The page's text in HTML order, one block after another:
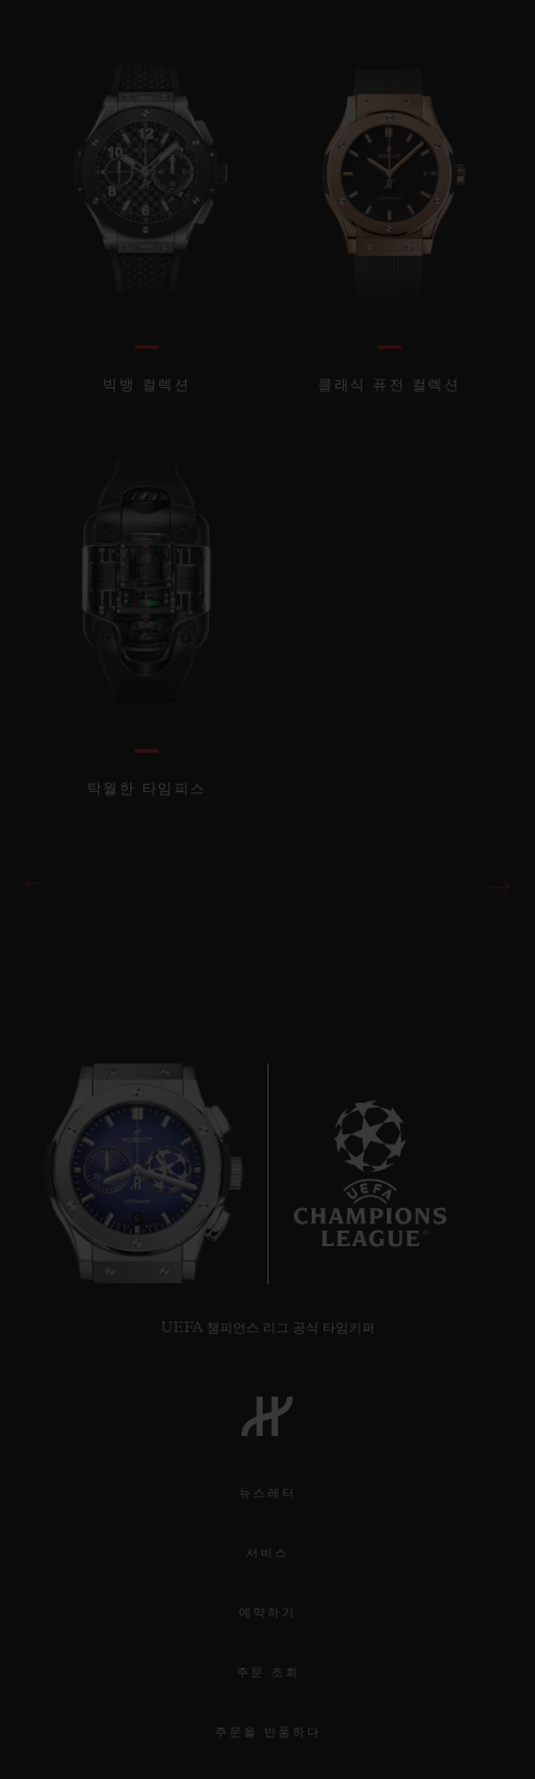
빅뱅 컬렉션 클래식 퓨전 컬렉션
탁월한 타임피스
UEFA 챔피언스 리그 공식 타임키퍼
뉴스레터
서비스
예약하기
주문 조회
주문을 반품하다